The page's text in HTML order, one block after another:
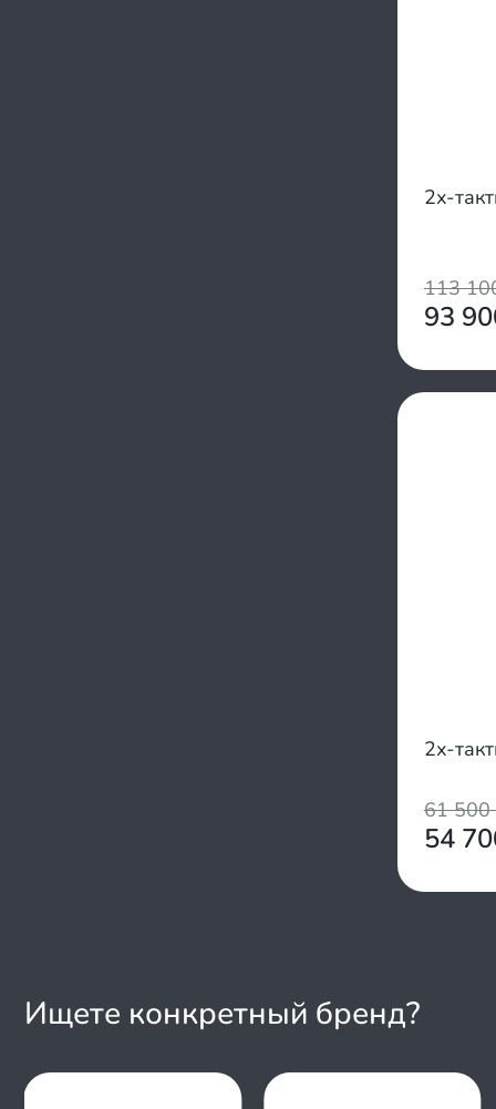
2х-
113
93
2х-
61 500
54
Ищете конкретный бренд?